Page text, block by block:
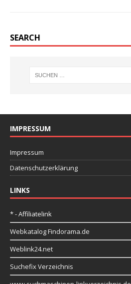
SEARCH
IMPRESSUM
Impressum
Datenschutzerklärung
LINKS
* - Affiliatelink
Webkatalog Findorama.de
Weblink24.net
Suchefix Verzeichnis